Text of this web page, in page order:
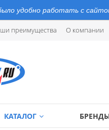
удобно работать с
преимущества О компании
КАТАЛОГ